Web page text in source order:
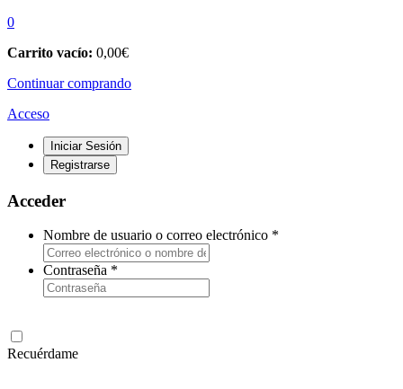
0
Carrito vacío: 0,00€
Continuar comprando
Acceso
Iniciar Sesión
Registrarse
Acceder
Nombre de usuario o correo electrónico *
Contraseña *
Recuérdame